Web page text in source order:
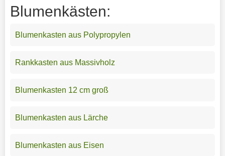
Blumenkästen:
Blumenkasten aus Polypropylen
Rankkasten aus Massivholz
Blumenkasten 12 cm groß
Blumenkasten aus Lärche
Blumenkasten aus Eisen